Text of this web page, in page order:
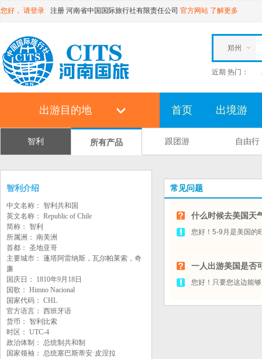
您好， 请登录 注册 河南省中国国际旅行社有限责任公司 官方网站 了解更多
郑州
近期 热门：
出游目的地 首页 出境游
智利 所有产品 跟团游 自由行
智利介绍
中文名称： 智利共和国
英文名称： Republic of Chile
简称： 智利
所属洲： 南美洲
首都： 圣地亚哥
主要城市： 蓬塔阿雷纳斯，瓦尔帕莱索，奇
廉
国庆日： 1810年9月18日
国歌： Himno Nacional
国家代码： CHL
官方语言： 西班牙语
货币： 智利比索
时区： UTC-4
政治体制： 总统制共和制
国家领袖： 总统塞巴斯蒂安·皮涅拉
常见问题
什么时候去美国天
您好！5-9月是美国的
一人出游美国是否
您好！只要您这边能